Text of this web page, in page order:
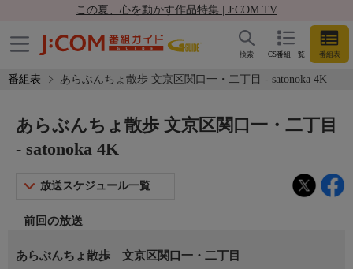
この夏、心を動かす作品特集 | J:COM TV
CS番組一覧 番組表
検索
番組表 あらぶんちょ散歩 文京区関口一・二丁目 - satonoka 4K
あらぶんちょ散歩 文京区関口一・二丁目
- satonoka 4K
放送スケジュール一覧
前回の放送
あらぶんちょ散歩 文京区関口一・二丁目